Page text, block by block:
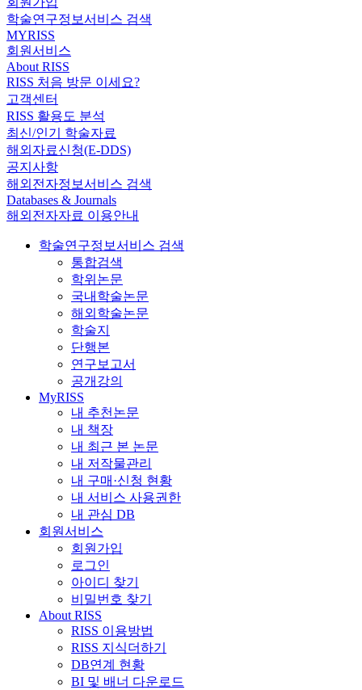
학술연구정보서비스 검색
MYRISS
회원서비스
About RISS
RISS 처음 방문 이세요?
고객센터
RISS 활용도 분석
최신/인기 학술자료
해외자료신청(E-DDS)
공지사항
해외전자정보서비스 검색
Databases & Journals
해외전자자료 이용안내
학술연구정보서비스 검색
통합검색
학위논문
국내학술논문
해외학술논문
학술지
단행본
연구보고서
공개강의
MyRISS
내 추천논문
내 책장
내 최근 본 논문
내 저작물관리
내 구매·신청 현황
내 서비스 사용권한
내 관심 DB
회원서비스
회원가입
로그인
아이디 찾기
비밀번호 찾기
About RISS
RISS 이용방법
RISS 지식더하기
DB연계 현황
BI 및 배너 다운로드